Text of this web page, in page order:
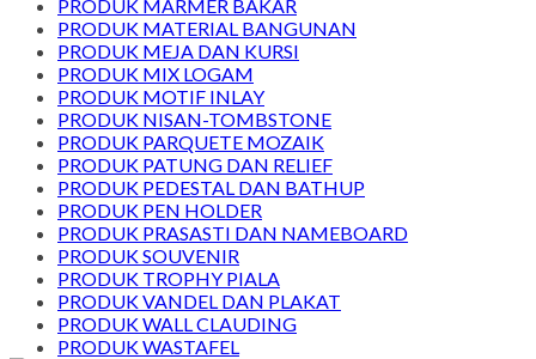
PRODUK MARMER BAKAR
PRODUK MATERIAL BANGUNAN
PRODUK MEJA DAN KURSI
PRODUK MIX LOGAM
PRODUK MOTIF INLAY
PRODUK NISAN-TOMBSTONE
PRODUK PARQUETE MOZAIK
PRODUK PATUNG DAN RELIEF
PRODUK PEDESTAL DAN BATHUP
PRODUK PEN HOLDER
PRODUK PRASASTI DAN NAMEBOARD
PRODUK SOUVENIR
PRODUK TROPHY PIALA
PRODUK VANDEL DAN PLAKAT
PRODUK WALL CLAUDING
PRODUK WASTAFEL